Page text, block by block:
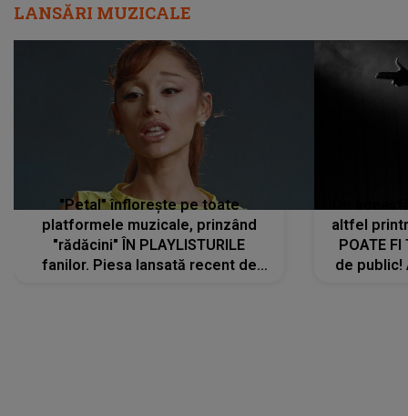
LANSĂRI MUZICALE
"Petal" înflorește pe toate
platformele muzicale, prinzând
"rădăcini" ÎN PLAYLISTURILE
fanilor. Piesa lansată recent de
altfel
POATE FI
de public!